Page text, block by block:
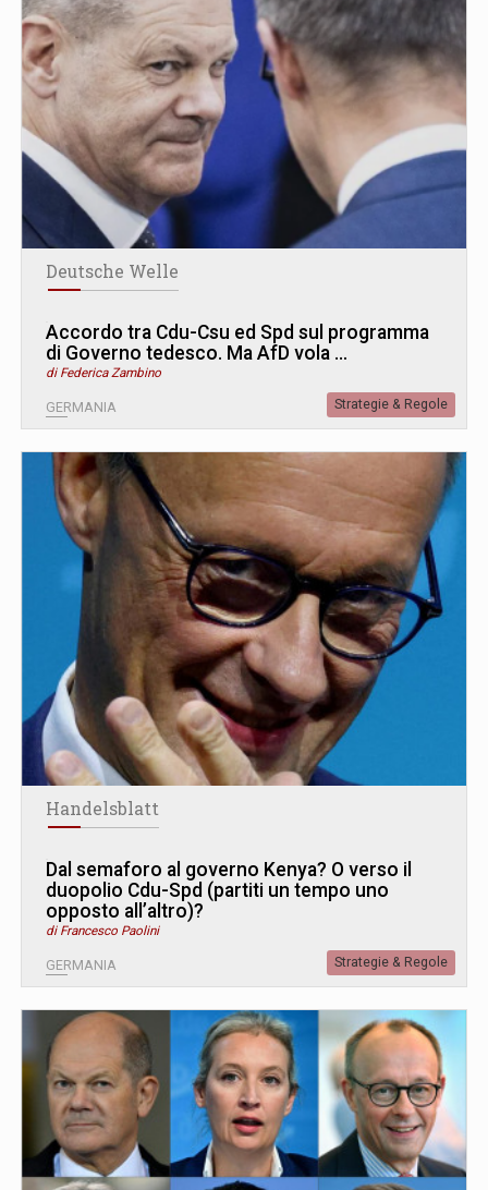
Deutsche Welle
Accordo tra Cdu-Csu ed Spd sul programma
di Governo tedesco. Ma AfD vola …
di Federica Zambino
GERMANIA Strategie & Regole
Handelsblatt
Dal semaforo al governo Kenya? O verso il
duopolio Cdu-Spd (partiti un tempo uno
opposto all’altro)?
di Francesco Paolini
GERMANIA Strategie & Regole